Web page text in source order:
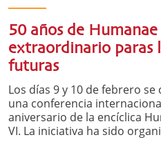
50 años de
extraordinario paras
futuras
Los días 9 y 10 de febrero se
una conferencia
aniversario de la encíclica
VI. La iniciativa ha sido